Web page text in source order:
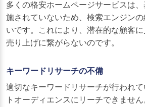
多くの格安ホームページサービスは
施されていないため、検索エンジンの
いです。これにより、潜在的な顧客に
売り上げに繋がらないのです。
キーワードリサーチの不備
適切なキーワードリサーチが行われ
トオーディエンスにリーチできません